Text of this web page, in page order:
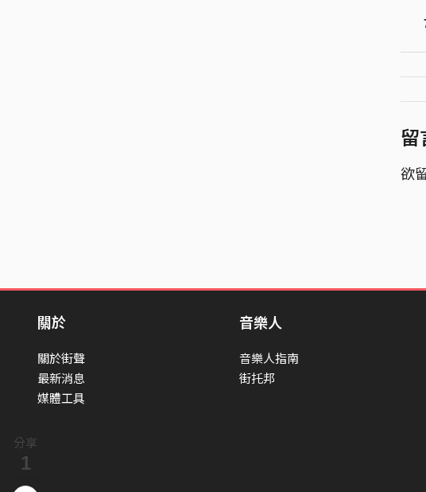
分享
1
留
欲
關於
關於街聲
最新消息
媒體工具
音樂人
音樂人指南
街托邦